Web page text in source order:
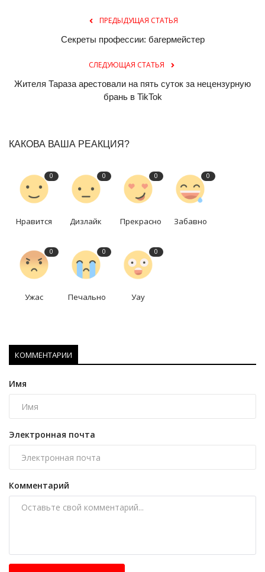
ПРЕДЫДУЩАЯ СТАТЬЯ
Секреты профессии: багермейстер
СЛЕДУЮЩАЯ СТАТЬЯ
Жителя Тараза арестовали на пять суток за нецензурную
брань в TikTok
КАКОВА ВАША РЕАКЦИЯ?
0
Нравится
0
Дизлайк
0
Прекрасно
0
Забавно
0
Ужас
0
Печально
0
Уау
КОММЕНТАРИИ
Имя
Электронная почта
Комментарий